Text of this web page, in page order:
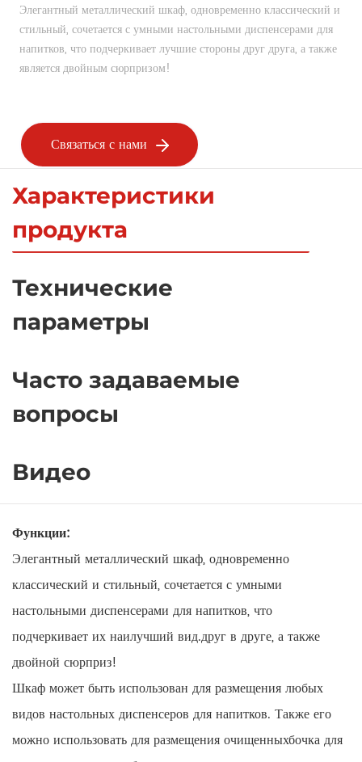
Элегантный металлический шкаф, одновременно классический и
стильный, сочетается с умными настольными диспенсерами для
напитков, что подчеркивает лучшие стороны друг друга, а также
является двойным сюрпризом!
Связаться с нами
Характеристики
продукта
Технические
параметры
Часто задаваемые
вопросы
Видео
Функции:
Элегантный металлический шкаф, одновременно
классический и стильный, сочетается с умными
настольными диспенсерами для напитков, что
подчеркивает их наилучший вид.друг в друге, а также
двойной сюрприз!
Шкаф может быть использован для размещения любых
видов настольных диспенсеров для напитков. Также его
можно использовать для размещения очищенныхбочка для